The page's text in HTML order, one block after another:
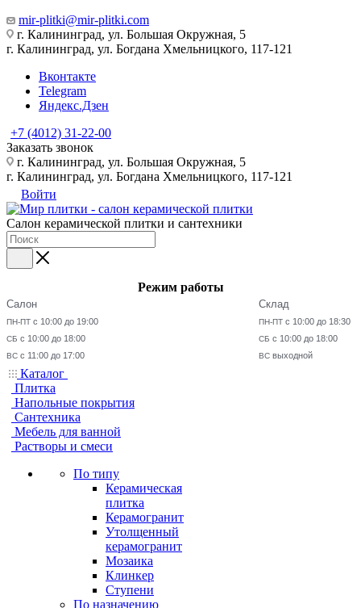
mir-plitki@mir-plitki.com
г. Калининград, ул. Большая Окружная, 5
г. Калининград, ул. Богдана Хмельницкого, 117-121
Вконтакте
Telegram
Яндекс.Дзен
+7 (4012) 31-22-00
Заказать звонок
г. Калининград, ул. Большая Окружная, 5
г. Калининград, ул. Богдана Хмельницкого, 117-121
Войти
Салон керамической плитки и сантехники
Режим работы
Салон
ПН-ПТ с 10:00 до 19:00
СБ с 10:00 до 18:00
ВС с 11:00 до 17:00
Склад
ПН-ПТ с 10:00 до 18:30
СБ с 10:00 до 18:00
ВС выходной
Каталог
Плитка
Напольные покрытия
Сантехника
Мебель для ванной
Растворы и смеси
По типу
Керамическая
плитка
Керамогранит
Утолщенный
керамогранит
Мозаика
Клинкер
Ступени
По назначению